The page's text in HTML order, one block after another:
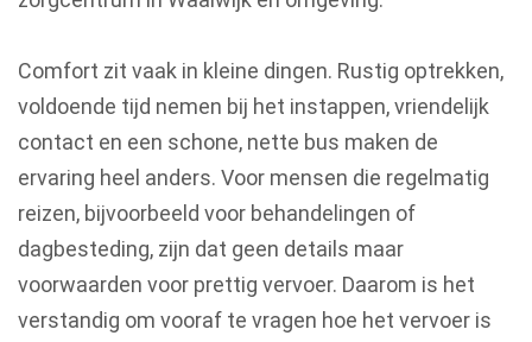
Comfort zit vaak in kleine dingen. Rustig optrekken,
voldoende tijd nemen bij het instappen, vriendelijk
contact en een schone, nette bus maken de
ervaring heel anders. Voor mensen die regelmatig
reizen, bijvoorbeeld voor behandelingen of
dagbesteding, zijn dat geen details maar
voorwaarden voor prettig vervoer. Daarom is het
verstandig om vooraf te vragen hoe het vervoer is